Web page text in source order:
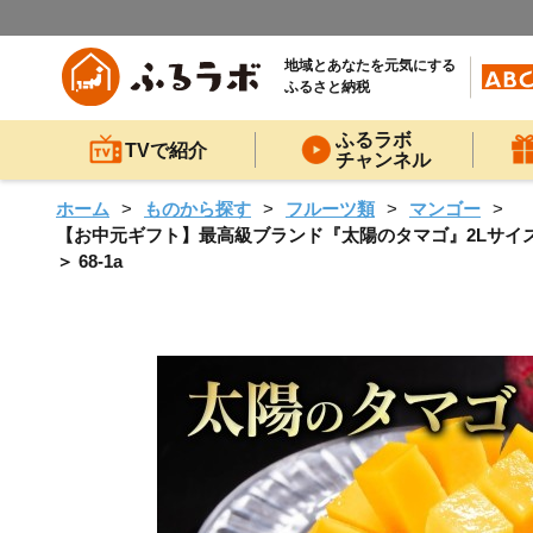
地域とあなたを元気にする
ふるさと納税
TVで紹介
ふるラボ
チャンネル
ホーム ものから探す フルーツ類
マンゴー
【お中元ギフト】最高級ブランド『太陽のタマゴ』2Lサ
＞ 68-1a